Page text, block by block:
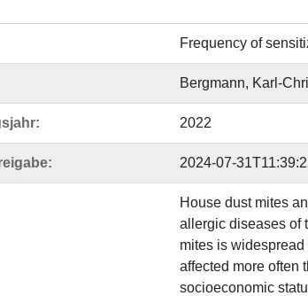
Frequency of
Bergmann, Karl-
2022
2024-07-
House dust mites
allergic diseases of
mites is
affected more often
socioeconomic